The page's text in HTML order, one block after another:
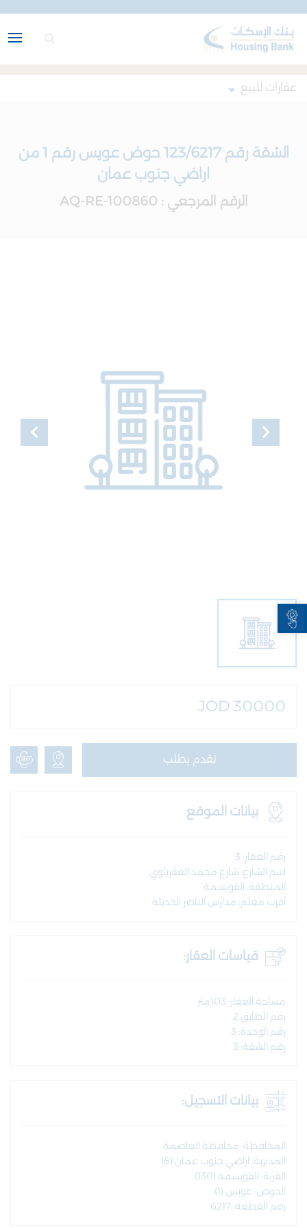
Open toolbar
عقارات للبيع
الشقة رقم 123/6217 حوض عويس رقم 1 من
اراضي جنوب عمان
الرقم المرجعي : AQ-RE-100860
JOD 30000
تقدم بطلب
بيانات الموقع
رقم العقار: 3
اسم الشارع: شارع محمد العقرباوي
المنطقة: القويسمة
أقرب معلم: مدارس الناصر الحديثة
قياسات العقار:
مساحة العقار: 103متر
رقم الطابق 2
رقم الوحدة: 3
رقم الشقة: 3
بيانات التسجيل:
المحافظة: محافظة العاصمة
المديرية: اراضي جنوب عمان (6)
القرية: القويسمه (130)
الحوض: عويس (1)
رقم القطعة: 6217